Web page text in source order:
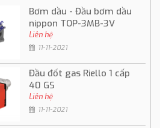
Bơm dầu - Đầu bơm dầu
nippon TOP-3MB-3V
Liên hệ
11-11-2021
Đầu đốt gas Riello 1 cấp
40 GS
Liên hệ
11-11-2021